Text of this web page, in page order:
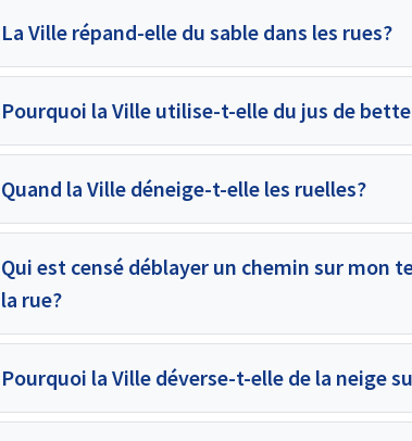
La Ville répand-elle du sable dans les rues?
Pourquoi la Ville utilise-t-elle du jus de
Quand la Ville déneige-t-elle les ruelles?
Qui est censé déblayer un chemin sur mon
la rue?
Pourquoi la Ville déverse-t-elle de la neige